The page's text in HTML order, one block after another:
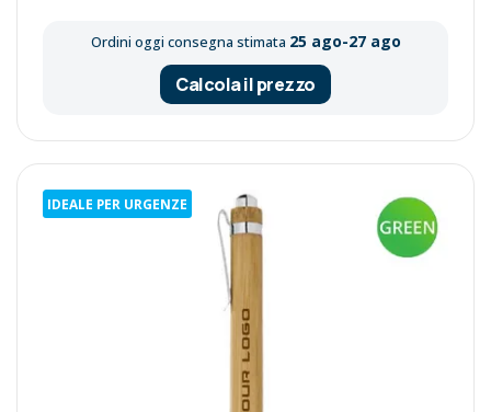
Ordini oggi consegna stimata 25 ago-27 ago
Calcola il prezzo
IDEALE PER URGENZE